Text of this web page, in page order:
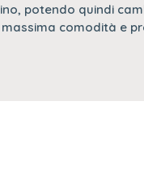
potendo quindi
comodità e